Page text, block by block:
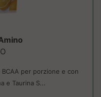
per porzione e con
e Taurina S...